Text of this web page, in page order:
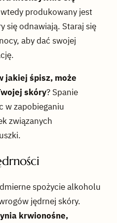
wtedy produkowany jest
się odnawiają. Staraj się
aby dać swojej
jakiej śpisz, może
skóry? Spanie
w zapobieganiu
związanych
spożycie alkoholu
jędrnej skóry.
krwionośne,